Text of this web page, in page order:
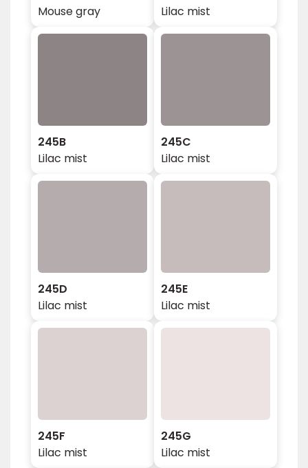
Mouse gray
Lilac mist
245B
Lilac mist
245C
Lilac mist
245D
Lilac mist
245E
Lilac mist
245F
Lilac mist
245G
Lilac mist